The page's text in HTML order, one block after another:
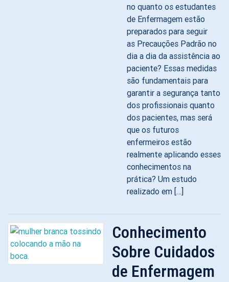
no quanto os estudantes
de Enfermagem estão
preparados para seguir
as Precauções Padrão no
dia a dia da assistência ao
paciente? Essas medidas
são fundamentais para
garantir a segurança tanto
dos profissionais quanto
dos pacientes, mas será
que os futuros
enfermeiros estão
realmente aplicando esses
conhecimentos na
prática? Um estudo
realizado em […]
Conhecimento
Sobre Cuidados
de Enfermagem